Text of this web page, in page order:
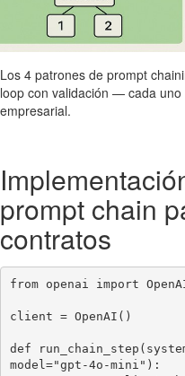
Los 4 patrones de prompt
loop con validación — cada
empresarial.
prompt chain
contratos
from openai import
client = OpenAI()
def
model="gpt-4o-mini"):